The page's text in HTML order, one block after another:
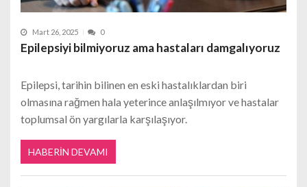
Mart 26, 2025 0
Epilepsiyi bilmiyoruz ama hastaları damgalıyoruz
Epilepsi, tarihin bilinen en eski hastalıklardan biri
olmasına rağmen hala yeterince anlaşılmıyor ve hastalar
toplumsal ön yargılarla karşılaşıyor.
HABERIN DEVAMI